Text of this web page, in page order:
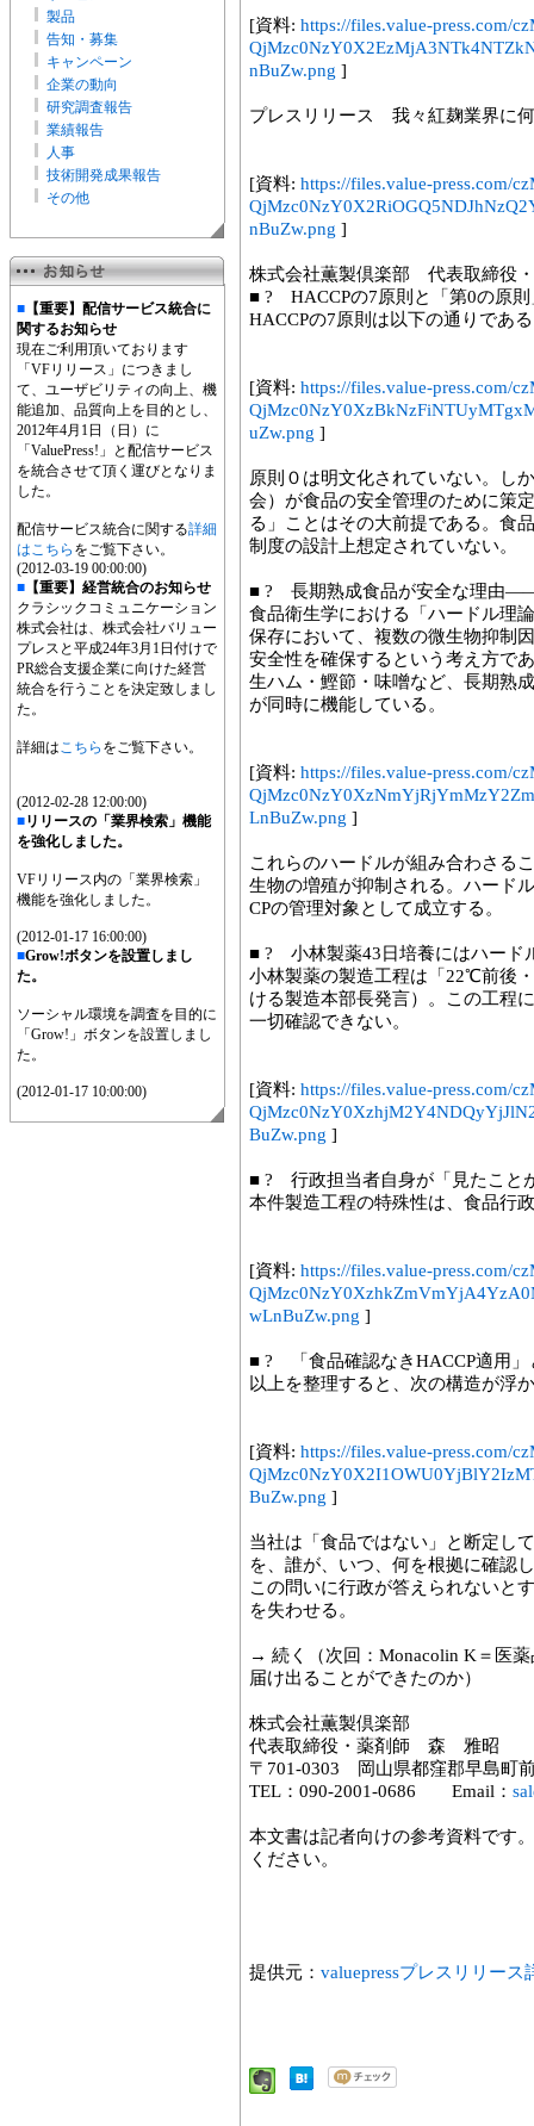
製品
告知・募集
キャンペーン
企業の動向
研究調査報告
業績報告
人事
技術開発成果報告
その他
■ 【重要】配信サービス統合に
関するお知らせ
現在ご利用頂いております
「VFリリース」につきまし
て、ユーザビリティの向上、機
能追加、品質向上を目的とし、
2012年4月1日（日）に
「ValuePress!」と配信サービス
を統合させて頂く運びとなりま
した。
配信サービス統合に関する詳細
はこちら をご覧下さい。
(2012-03-19 00:00:00)
■ 【重要】経営統合のお知らせ
クラシックコミュニケーション
株式会社は、株式会社バリュー
プレスと平成24年3月1日付けで
PR総合支援企業に向けた経営
統合を行うことを決定致しまし
た。
詳細はこちら をご覧下さい。
(2012-02-28 12:00:00)
■リリースの「業界検索」機能
を強化しました。
VFリリース内の「業界検索」
機能を強化しました。
(2012-01-17 16:00:00)
■Grow!ボタンを設置しまし
た。
ソーシャル環境を調査を目的に
「Grow!」ボタンを設置しまし
た。
(2012-01-17 10:00:00)
[資料: https://files.value-press.com/
nBuZw.png ]
プレスリリース 我々紅麹業界に
[資料: https://files.value-press.com/
nBuZw.png ]
株式会社薫製倶楽部 代表取締
■ ? HACCPの7原則と「第0の原則
HACCPの7原則は以下の通りであ
[資料: https://files.value-press.com/
uZw.png ]
原則０は明文化されていない。し
会）が食品の安全管理のために策
る」ことはその大前提である。食
制度の設計上想定されていない。
■ ? 長期熟成食品が安全な理由
食品衛生学における「ハードル理
保存において、複数の微生物抑制
安全性を確保するという考え方で
生ハム・鰹節・味噌など、長期熟
が同時に機能している。
[資料: https://files.value-press.com/
LnBuZw.png ]
これらのハードルが組み合わさる
生物の増殖が抑制される。ハード
CPの管理対象として成立する。
■ ? 小林製薬43日培養にはハード
小林製薬の製造工程は「22℃前後
ける製造本部長発言）。この工程
一切確認できない。
[資料: https://files.value-press.com/
BuZw.png ]
■ ? 行政担当者自身が「見たこと
本件製造工程の特殊性は、食品行
[資料: https://files.value-press.com/
wLnBuZw.png ]
■ ? 「食品確認なきHACCP適用」
以上を整理すると、次の構造が浮
[資料: https://files.value-press.com/
BuZw.png ]
当社は「食品ではない」と断定し
を、誰が、いつ、何を根拠に確認
この問いに行政が答えられないと
を失わせる。
→ 続く（次回：Monacolin K＝医
届け出ることができたのか）
株式会社薫製倶楽部
代表取締役・薬剤師 森 雅昭
〒701-0303 岡山県都窪郡早島町
TEL：090-2001-0686 Email：
本文書は記者向けの参考資料です
ください。
提供元： valuepressプレスリリース